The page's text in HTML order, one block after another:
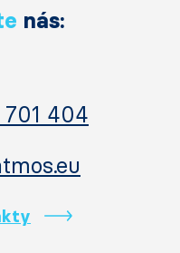
nás:
404